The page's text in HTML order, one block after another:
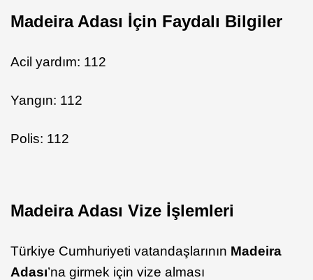
Madeira Adası İçin Faydalı Bilgiler
Acil yardım: 112
Yangın: 112
Polis: 112
Madeira Adası Vize İşlemleri
Türkiye Cumhuriyeti vatandaşlarının Madeira
Adası’na girmek için vize alması